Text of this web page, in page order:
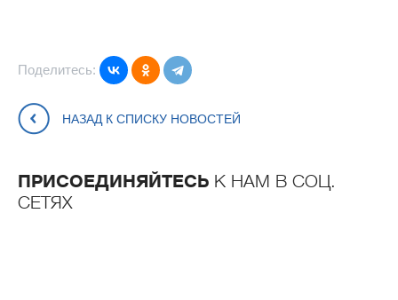
Поделитесь:
НАЗАД К СПИСКУ НОВОСТЕЙ
ПРИСОЕДИНЯЙТЕСЬ К НАМ В СОЦ.
СЕТЯХ